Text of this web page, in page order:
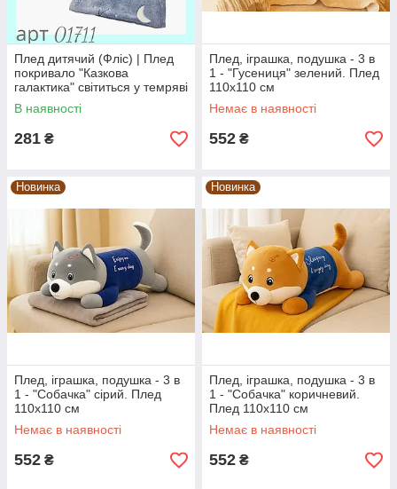
Плед дитячий (Фліс) | Плед
покривало "Казкова
галактика" світиться у темряві
| 2-і моделі, 110х100 см
В наявності
281 ₴
Плед, іграшка, подушка - 3 в
1 - "Гусениця" зелений. Плед
110х110 см
Немає в наявності
552 ₴
Новинка
Плед, іграшка, подушка - 3 в
1 - "Собачка" сірий. Плед
110х110 см
Немає в наявності
552 ₴
Новинка
Плед, іграшка, подушка - 3 в
1 - "Собачка" коричневий.
Плед 110х110 см
Немає в наявності
552 ₴